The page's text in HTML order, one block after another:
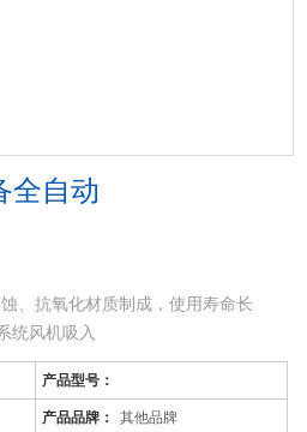
全自动
、抗氧化材质制成，使用寿命长
统风机吸入
产品型号：
产品品牌： 其他品牌